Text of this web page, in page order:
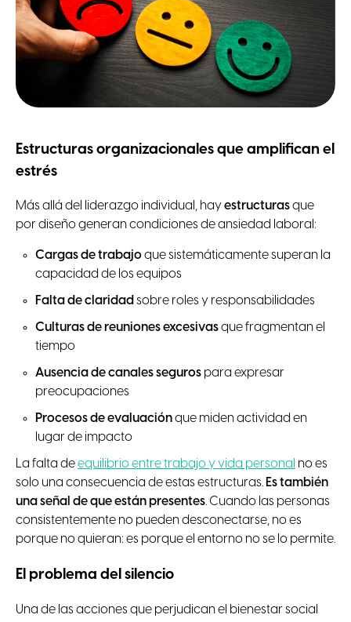
Estructuras organizacionales que amplifican el
estrés
Más allá del liderazgo individual, hayestructurasque
por diseño generan condiciones de ansiedad laboral:
Cargas de trabajoque sistemáticamente superan la
capacidad de los equipos
Falta de claridad sobre roles y responsabilidades
Culturas de reuniones excesivasque fragmentan el
tiempo
Ausencia de canales seguros para expresar
preocupaciones
Procesos de evaluaciónque miden actividad en
lugar de impacto
La falta deequilibrio entre trabajo y vida personal no es
solo una consecuencia de estas estructuras. Es también
una señal de que están presentes. Cuando las personas
consistentemente no pueden desconectarse, no es
porque no quieran: es porque el entorno no se lo permite.
El problema del silencio
Una de las acciones que perjudican el bienestar social